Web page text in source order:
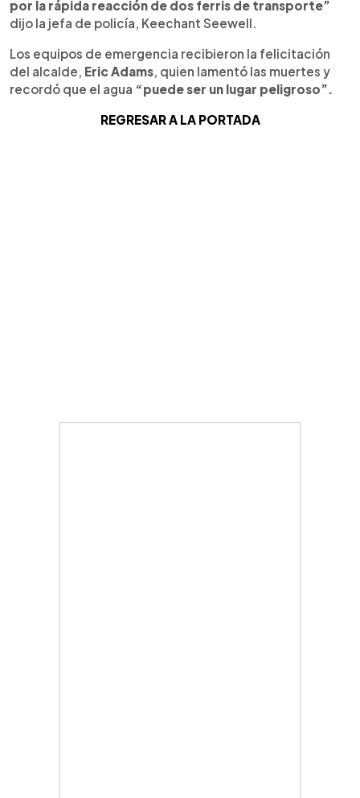
por la rápida reacción de dos ferris de transporte”
dijo la jefa de policía, Keechant Seewell.
Los equipos de emergencia recibieron la felicitación
del alcalde, Eric Adams , quien lamentó las muertes y
recordó que el agua “puede ser un lugar peligroso”.
REGRESAR A LA PORTADA